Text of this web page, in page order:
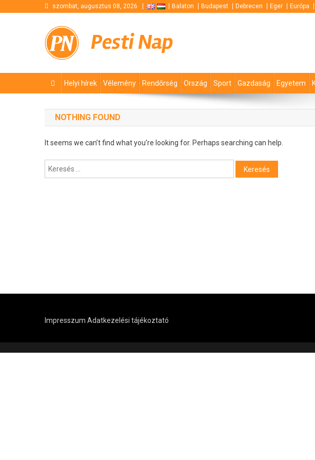
szombat, augusztus 08, 2026 Balaton Budapest Debrecen Eger Európa
Pesti Nap
Helyi hírek Vélemény Rendőrség Ország Sport Gazdaság Egyetem
NOTHING FOUND
It seems we can’t find what you’re looking for. Perhaps searching can help.
Keresés:
Impresszum Adatkezelési tájékoztató